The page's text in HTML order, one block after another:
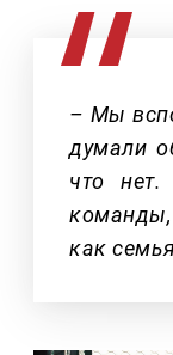
– Мы
думали
что
как